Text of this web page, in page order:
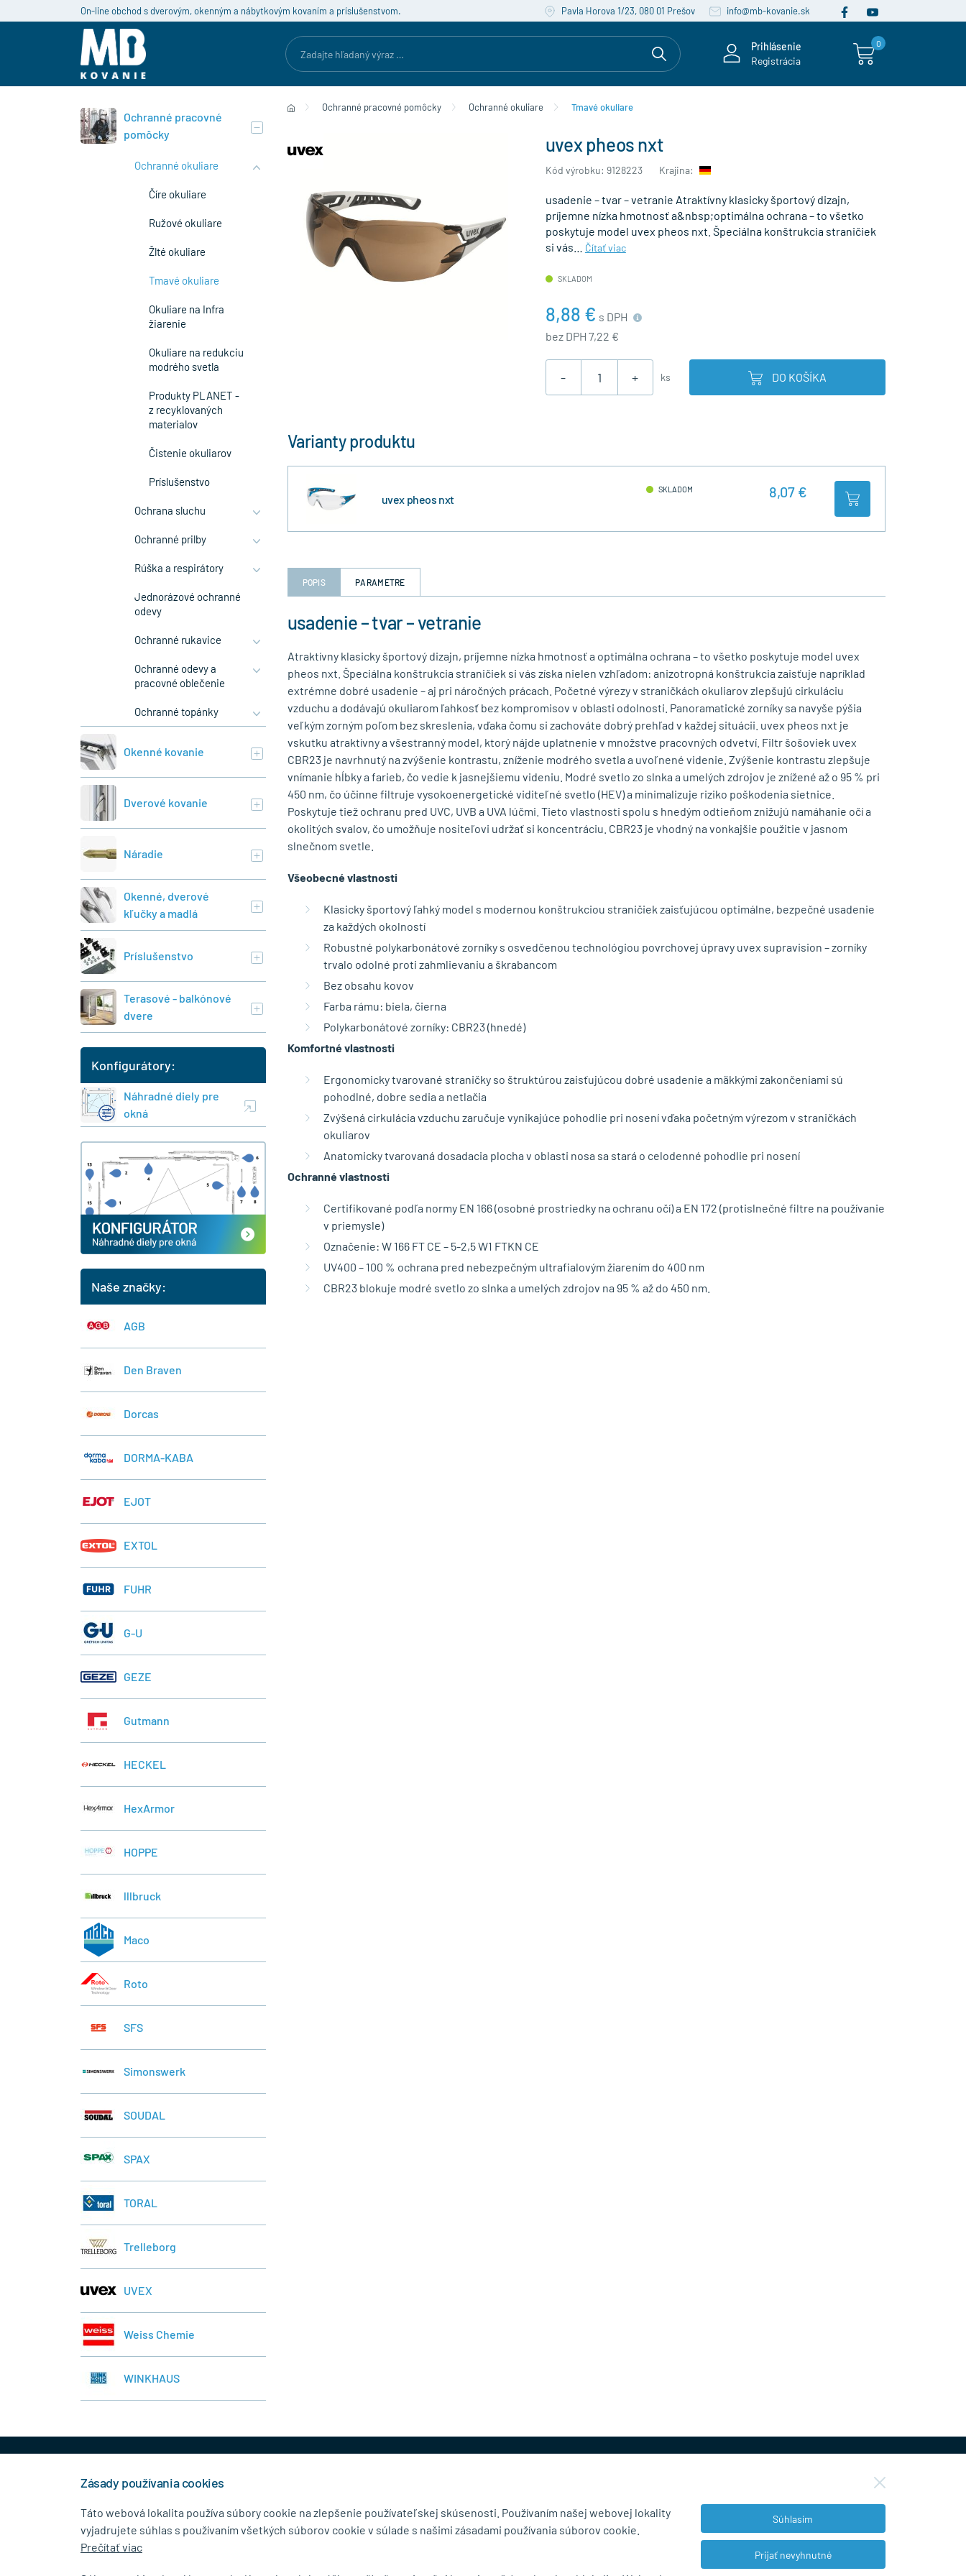
On-line obchod s dverovým, okenným a nábytkovým kovaním a príslušenstvom. Pavla Horova 1/23, 080 01 Prešov info@mb-kovanie.sk
Prihlásenie
Registrácia
0
Ochranné pracovné pomôcky Ochranné okuliare Tmavé okuliare
uvex pheos nxt
Kód výrobku: 9128223 Krajina:
usadenie – tvar – vetranie Atraktívny klasicky športový dizajn,
príjemne nízka hmotnosť a&nbsp;optimálna ochrana – to všetko
poskytuje model uvex pheos nxt. Špeciálna konštrukcia straničiek
si vás…
Čítať viac
SKLADOM
8,88 € s DPH
bez DPH 7,22 €
- + ks DO KOŠÍKA
Varianty produktu
uvex pheos nxt
SKLADOM 8,07 €
POPIS PARAMETRE
usadenie – tvar – vetranie
Atraktívny klasicky športový dizajn, príjemne nízka hmotnosť a optimálna ochrana – to všetko poskytuje model uvex
pheos nxt. Špeciálna konštrukcia straničiek si vás získa nielen vzhľadom: anizotropná konštrukcia zaisťuje napríklad
extrémne dobré usadenie – aj pri náročných prácach. Početné výrezy v straničkách okuliarov zlepšujú cirkuláciu
vzduchu a dodávajú okuliarom ľahkosť bez kompromisov v oblasti odolnosti. Panoramatické zorníky sa navyše pýšia
veľkým zorným poľom bez skreslenia, vďaka čomu si zachováte dobrý prehľad v každej situácii. uvex pheos nxt je
vskutku atraktívny a všestranný model, ktorý nájde uplatnenie v množstve pracovných odvetví. Filtr šošoviek uvex
CBR23 je navrhnutý na zvýšenie kontrastu, zníženie modrého svetla a uvoľnené videnie. Zvýšenie kontrastu zlepšuje
vnímanie hĺbky a farieb, čo vedie k jasnejšiemu videniu. Modré svetlo zo slnka a umelých zdrojov je znížené až o 95 % pri
450 nm, čo účinne filtruje vysokoenergetické viditeľné svetlo (HEV) a minimalizuje riziko poškodenia sietnice.
Poskytuje tiež ochranu pred UVC, UVB a UVA lúčmi. Tieto vlastnosti spolu s hnedým odtieňom znižujú namáhanie očí a
okolitých svalov, čo umožňuje nositeľovi udržať si koncentráciu. CBR23 je vhodný na vonkajšie použitie v jasnom
slnečnom svetle.
Všeobecné vlastnosti
Klasicky športový ľahký model s modernou konštrukciou straničiek zaisťujúcou optimálne, bezpečné usadenie
za každých okolností
Robustné polykarbonátové zorníky s osvedčenou technológiou povrchovej úpravy uvex supravision – zorníky
trvalo odolné proti zahmlievaniu a škrabancom
Bez obsahu kovov
Farba rámu: biela, čierna
Polykarbonátové zorníky: CBR23 (hnedé)
Komfortné vlastnosti
Ergonomicky tvarované straničky so štruktúrou zaisťujúcou dobré usadenie a mäkkými zakončeniami sú
pohodlné, dobre sedia a netlačia
Zvýšená cirkulácia vzduchu zaručuje vynikajúce pohodlie pri nosení vďaka početným výrezom v straničkách
okuliarov
Anatomicky tvarovaná dosadacia plocha v oblasti nosa sa stará o celodenné pohodlie pri nosení
Ochranné vlastnosti
Certifikované podľa normy EN 166 (osobné prostriedky na ochranu očí) a EN 172 (protislnečné filtre na používanie
v priemysle)
Označenie: W 166 FT CE – 5-2,5 W1 FTKN CE
UV400 – 100 % ochrana pred nebezpečným ultrafialovým žiarením do 400 nm
CBR23 blokuje modré svetlo zo slnka a umelých zdrojov na 95 % až do 450 nm.
Ochranné pracovné
pomôcky
Ochranné okuliare
Číre okuliare
Ružové okuliare
Žlté okuliare
Tmavé okuliare
Okuliare na Infra
žiarenie
Okuliare na redukciu
modrého svetla
Produkty PLANET -
z recyklovaných
materialov
Čistenie okuliarov
Príslušenstvo
Ochrana sluchu
Ochranné prilby
Rúška a respirátory
Jednorázové ochranné
odevy
Ochranné rukavice
Ochranné odevy a
pracovné oblečenie
Ochranné topánky
Okenné kovanie
Dverové kovanie
Náradie
Okenné, dverové
kľučky a madlá
Príslušenstvo
Terasové - balkónové
dvere
Konfigurátory:
Náhradné diely pre
okná
Naše značky:
AGB
Den Braven
Dorcas
DORMA-KABA
EJOT
EXTOL
FUHR
G-U
GEZE
Gutmann
HECKEL
HexArmor
HOPPE
lllbruck
Maco
Roto
SFS
Simonswerk
SOUDAL
SPAX
TORAL
Trelleborg
UVEX
Weiss Chemie
WINKHAUS
KONTAKTNÉ ÚDAJE NEWSLETTER
Zásady používania cookies
Táto webová lokalita používa súbory cookie na zlepšenie používateľskej skúsenosti. Používaním našej webovej lokality
vyjadrujete súhlas s používaním všetkých súborov cookie v súlade s našimi zásadami používania súborov cookie.
Prečítať viac
Súhlasím
Prijať nevyhnutné